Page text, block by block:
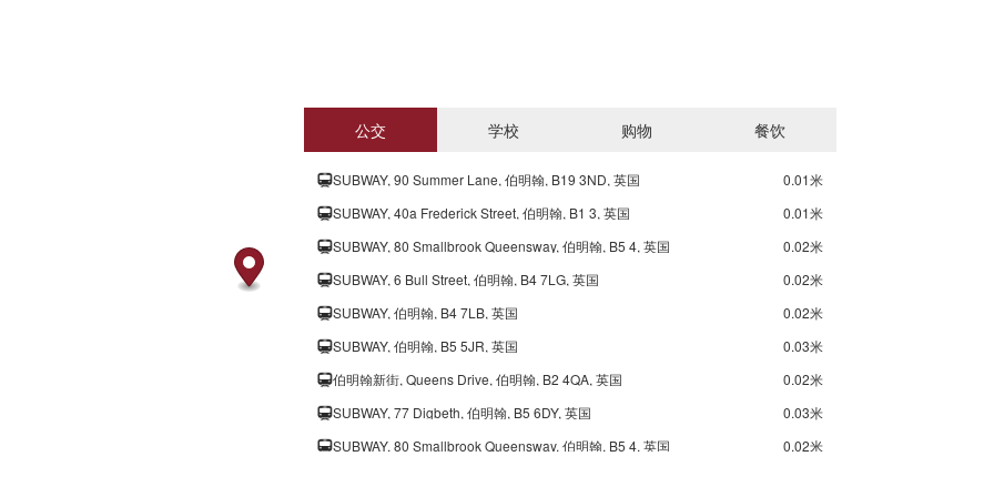
公交 学校 购物 餐饮
SUBWAY, 90 Summer Lane, 伯明翰, B19 3ND, 英国
0.01米
SUBWAY, 40a Frederick Street, 伯明翰, B1 3, 英国
0.01米
SUBWAY, 80 Smallbrook Queensway, 伯明翰, B5 4, 英国
0.02米
SUBWAY, 6 Bull Street, 伯明翰, B4 7LG, 英国
0.02米
SUBWAY, 伯明翰, B4 7LB, 英国
0.02米
SUBWAY, 伯明翰, B5 5JR, 英国
0.03米
伯明翰新街, Queens Drive, 伯明翰, B2 4QA, 英国
0.02米
SUBWAY, 77 Digbeth, 伯明翰, B5 6DY, 英国
0.03米
SUBWAY, 80 Smallbrook Queensway, 伯明翰, B5 4, 英国
0.02米